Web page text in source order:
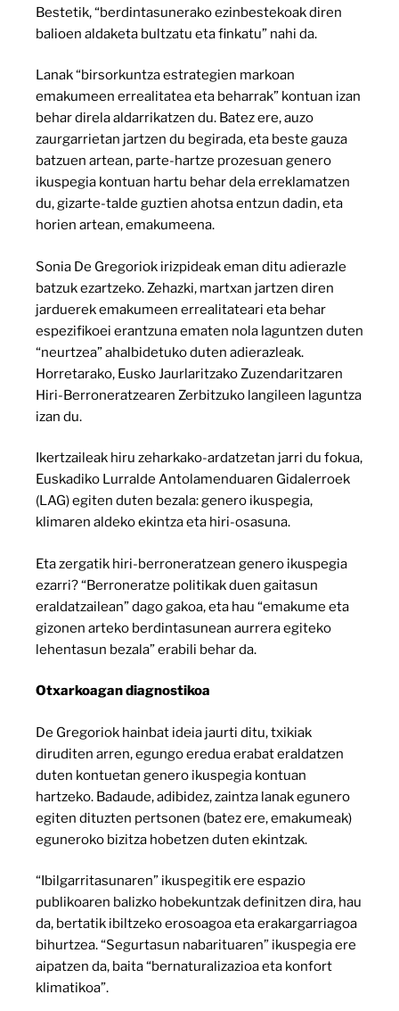
Bestetik, “berdintasunerako ezinbestekoak diren
balioen aldaketa bultzatu eta finkatu” nahi da.
Lanak “birsorkuntza estrategien markoan
emakumeen errealitatea eta beharrak” kontuan izan
behar direla aldarrikatzen du. Batez ere, auzo
zaurgarrietan jartzen du begirada, eta beste gauza
batzuen artean, parte-hartze prozesuan genero
ikuspegia kontuan hartu behar dela erreklamatzen
du, gizarte-talde guztien ahotsa entzun dadin, eta
horien artean, emakumeena.
Sonia De Gregoriok irizpideak eman ditu adierazle
batzuk ezartzeko. Zehazki, martxan jartzen diren
jarduerek emakumeen errealitateari eta behar
espezifikoei erantzuna ematen nola laguntzen duten
“neurtzea” ahalbidetuko duten adierazleak.
Horretarako, Eusko Jaurlaritzako Zuzendaritzaren
Hiri-Berroneratzearen Zerbitzuko langileen laguntza
izan du.
Ikertzaileak hiru zeharkako-ardatzetan jarri du fokua,
Euskadiko Lurralde Antolamenduaren Gidalerroek
(LAG) egiten duten bezala: genero ikuspegia,
klimaren aldeko ekintza eta hiri-osasuna.
Eta zergatik hiri-berroneratzean genero ikuspegia
ezarri? “Berroneratze politikak duen gaitasun
eraldatzailean” dago gakoa, eta hau “emakume eta
gizonen arteko berdintasunean aurrera egiteko
lehentasun bezala” erabili behar da.
Otxarkoagan diagnostikoa
De Gregoriok hainbat ideia jaurti ditu, txikiak
diruditen arren, egungo eredua erabat eraldatzen
duten kontuetan genero ikuspegia kontuan
hartzeko. Badaude, adibidez, zaintza lanak egunero
egiten dituzten pertsonen (batez ere, emakumeak)
eguneroko bizitza hobetzen duten ekintzak.
“Ibilgarritasunaren” ikuspegitik ere espazio
publikoaren balizko hobekuntzak definitzen dira, hau
da, bertatik ibiltzeko erosoagoa eta erakargarriagoa
bihurtzea. “Segurtasun nabarituaren” ikuspegia ere
aipatzen da, baita “bernaturalizazioa eta konfort
klimatikoa”.